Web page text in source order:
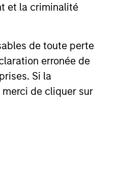
et la criminalité
de toute perte
erronée de
Si la
de cliquer sur